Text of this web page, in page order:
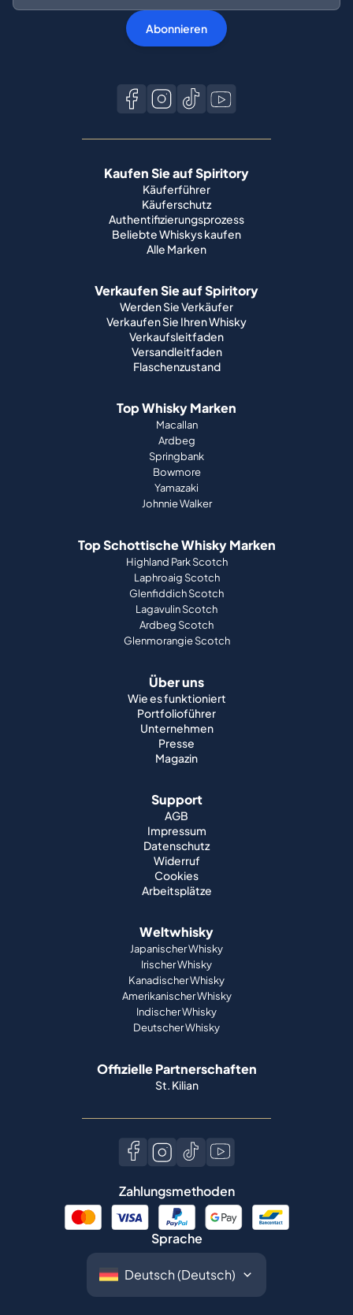
Abonnieren
Kaufen Sie auf Spiritory
Käuferführer
Käuferschutz
Authentifizierungsprozess
Beliebte Whiskys kaufen
Alle Marken
Verkaufen Sie auf Spiritory
Werden Sie Verkäufer
Verkaufen Sie Ihren Whisky
Verkaufsleitfaden
Versandleitfaden
Flaschenzustand
Top Whisky Marken
Macallan
Ardbeg
Springbank
Bowmore
Yamazaki
Johnnie Walker
Top Schottische Whisky Marken
Highland Park Scotch
Laphroaig Scotch
Glenfiddich Scotch
Lagavulin Scotch
Ardbeg Scotch
Glenmorangie Scotch
Über uns
Wie es funktioniert
Portfolioführer
Unternehmen
Presse
Magazin
Support
AGB
Impressum
Datenschutz
Widerruf
Cookies
Arbeitsplätze
Weltwhisky
Japanischer Whisky
Irischer Whisky
Kanadischer Whisky
Amerikanischer Whisky
Indischer Whisky
Deutscher Whisky
Offizielle Partnerschaften
St. Kilian
Zahlungsmethoden
Sprache